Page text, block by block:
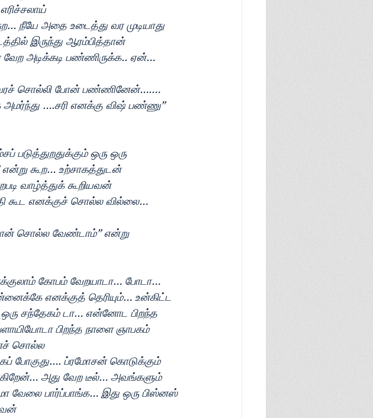
நீயே அதை உடைத்து வர முடியாது
இருந்து ஆரம்பித்தான்
அடிக்கடி பண்ணிருக்க.. ஏன்…
வரச் சொல்லி போன் பண்ணினேன்….…
அமர்ந்து ….சரி எனக்கு விஷ் பண்ணு”
ஒரு ஒரு
கூற… உற்சாகத்துடன்
வாழ்த்துக் கூறியவன்
கூட எனக்குச் சொல்ல வில்லை…
சொல்ல வேண்டாம்” என்று
கோபம் வேறயாடா… போடா…
எனக்குத் தெரியும்… உன்கிட்ட
சந்தேகம் டா… என்னோட பிறந்த
பிறந்த நாளை ஞாபகம்
சொல்ல
போகுது…. ப்ரமோசன் கொடுக்கும்
அது வேற டீல்… அவங்களும்
வேலை பார்ப்பாங்க… இது ஒரு பிஸ்னஸ்